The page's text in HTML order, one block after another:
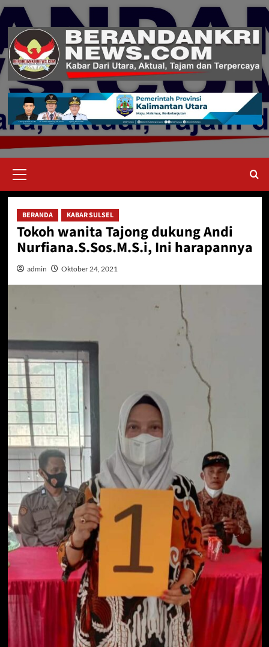
Skip
content
Menu
BERANDA KABAR SULSEL
Tokoh wanita Tajong dukung Andi
Nurfiana.S.Sos.M.S.i, Ini harapannya
admin Oktober 24, 2021